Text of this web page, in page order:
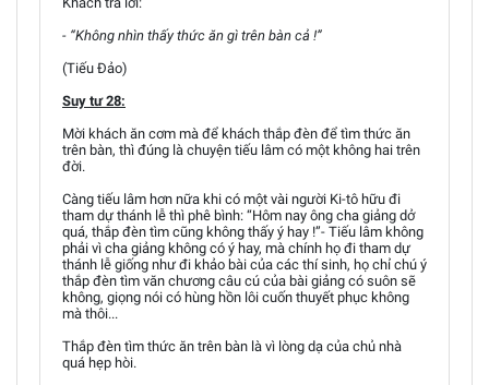
- “Không nhìn thấy thức ăn gì trên bàn cả !”
(Tiếu Đảo)
Suy tư 28:
Mời khách ăn cơm mà để khách thắp đèn để tìm thức ăn
trên bàn, thì đúng là chuyện tiếu lâm có một không hai trên
đời.
Càng tiếu lâm hơn nữa khi có một vài người Ki-tô hữu đi
tham dự thánh lễ thì phê bình: “Hôm nay ông cha giảng dở
quá, thắp đèn tìm cũng không thấy ý hay !”- Tiếu lâm không
phải vì cha giảng không có ý hay, mà chính họ đi tham dự
thánh lễ giống như đi khảo bài của các thí sinh, họ chỉ chú ý
thắp đèn tìm văn chương câu cú của bài giảng có suôn sẽ
không, giọng nói có hùng hồn lôi cuốn thuyết phục không
mà thôi...
Thắp đèn tìm thức ăn trên bàn là vì lòng dạ của chủ nhà
quá hẹp hòi.